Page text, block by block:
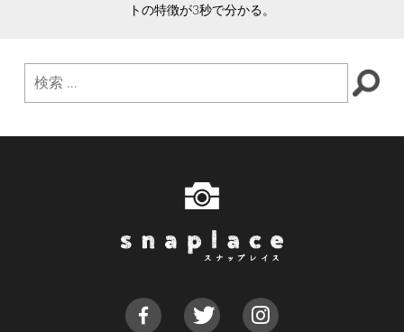
トの特徴が3秒で分かる。